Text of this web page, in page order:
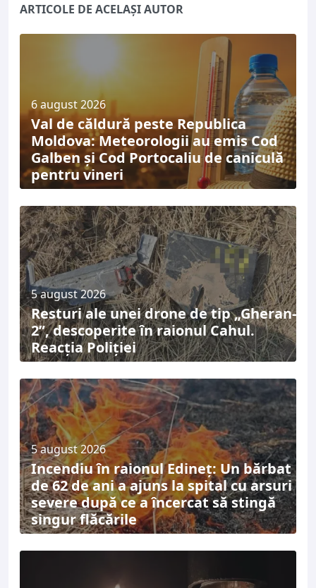
ARTICOLE DE ACELAȘI AUTOR
6 august 2026
Val de căldură peste Republica
Moldova: Meteorologii au emis Cod
Galben și Cod Portocaliu de caniculă
pentru vineri
5 august 2026
Resturi ale unei drone de tip „Gheran-
2”, descoperite în raionul Cahul.
Reacția Poliției
5 august 2026
Incendiu în raionul Edineț: Un bărbat
de 62 de ani a ajuns la spital cu arsuri
severe după ce a încercat să stingă
singur flăcările